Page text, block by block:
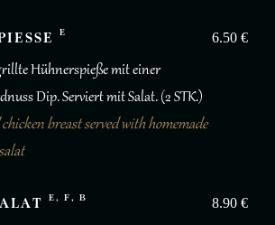
E 6.50 €
Hühnerspieße mit einer
Dip. Serviert mit Salat. (2 STK.)
breast served with homemade
E, F, B 8.90 €